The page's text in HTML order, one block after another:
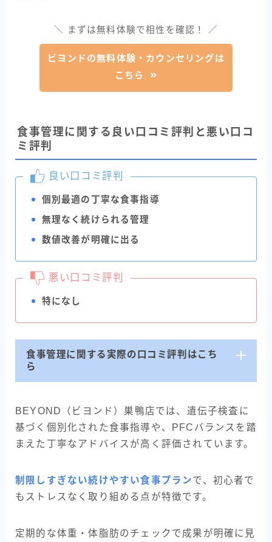
＼ まずは無料体験で相性を確認！ ／
ビヨンドの無料体験・カウンセリングは
こちら
食事管理に関する良い口コミ評判と悪い口コ
ミ評判
良い口コミ評判
個別最適の丁寧な食事指導
無理なく続けられる管理
数値改善が明確に出る
悪い口コミ評判
特になし
食事管理に関する実際の口コミ評判はこち
ら
BEYOND（ビヨンド）巣鴨店では、遺伝子検査に
基づく個別化された食事指導や、PFCバランスを踏
まえた丁寧なアドバイスが高く評価されています。
制限しすぎない続けやすい食事プランで、初心者で
もストレスなく取り組める点が特徴です。
定期的な体重・体脂肪のチェックで成果が明確に見